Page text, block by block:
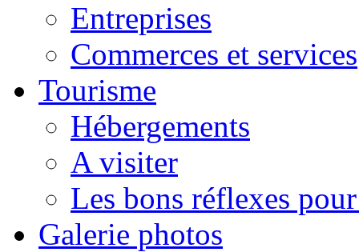
Entreprises
Commerces et services
Tourisme
Hébergements
A visiter
Les bons réflexes
Galerie photos